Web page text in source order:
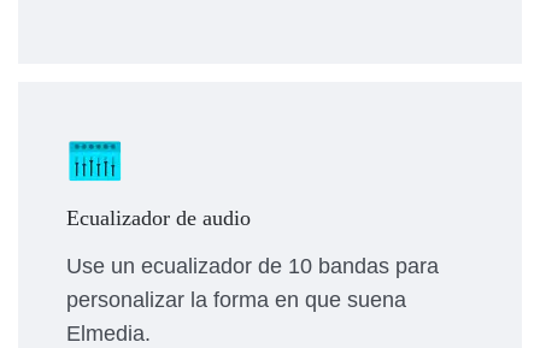
Ecualizador de audio
Use un ecualizador de 10 bandas para
personalizar la forma en que suena
Elmedia.